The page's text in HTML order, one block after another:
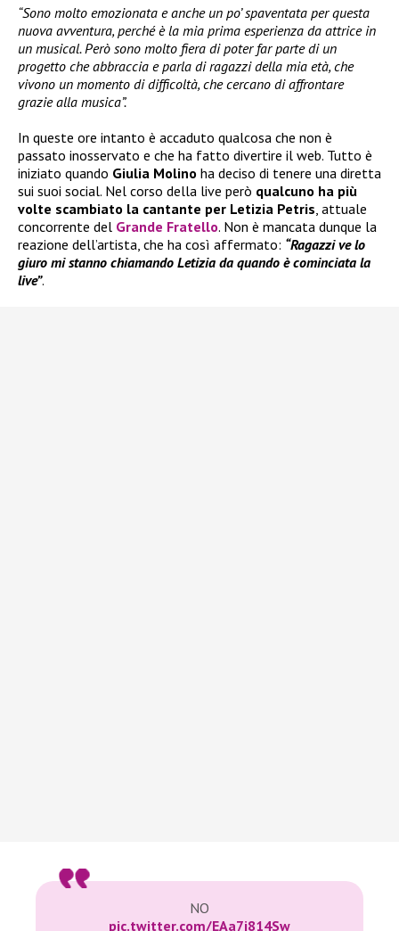
“Sono molto emozionata e anche un po’ spaventata per questa
nuova avventura, perché è la mia prima esperienza da attrice in
un musical. Però sono molto fiera di poter far parte di un
progetto che abbraccia e parla di ragazzi della mia età, che
vivono un momento di difficoltà, che cercano di affrontare
grazie alla musica”.
In queste ore intanto è accaduto qualcosa che non è
passato inosservato e che ha fatto divertire il web. Tutto è
iniziato quando Giulia Molino ha deciso di tenere una diretta
sui suoi social. Nel corso della live però qualcuno ha più
volte scambiato la cantante per Letizia Petris, attuale
concorrente del Grande Fratello. Non è mancata dunque la
reazione dell’artista, che ha così affermato: “Ragazzi ve lo
giuro mi stanno chiamando Letizia da quando è cominciata la
live”.
NO
pic.twitter.com/EAa7j814Sw